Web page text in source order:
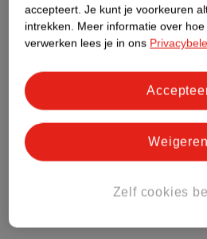
Over Kruidvat
accepteert. Je kunt je voorkeuren
intrekken. Meer informatie over
verwerken lees je in ons
Zelf cookies
Weigeren